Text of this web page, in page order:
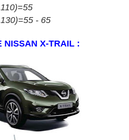
10)=55
30)=55 - 65
NISSAN X-TRAIL :